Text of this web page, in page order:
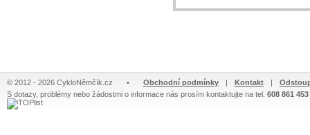
© 2012 - 2026 CykloNěmčík.cz • Obchodní podmínky | Kontakt |
S dotazy, problémy nebo žádostmi o informace nás prosím kontaktujte na tel. 608 861 453